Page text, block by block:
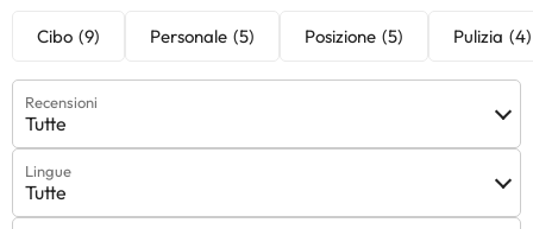
Cibo (9) Personale (5) Posizione (5) Pulizia (4)
Recensioni
Tutte
Lingue
Tutte